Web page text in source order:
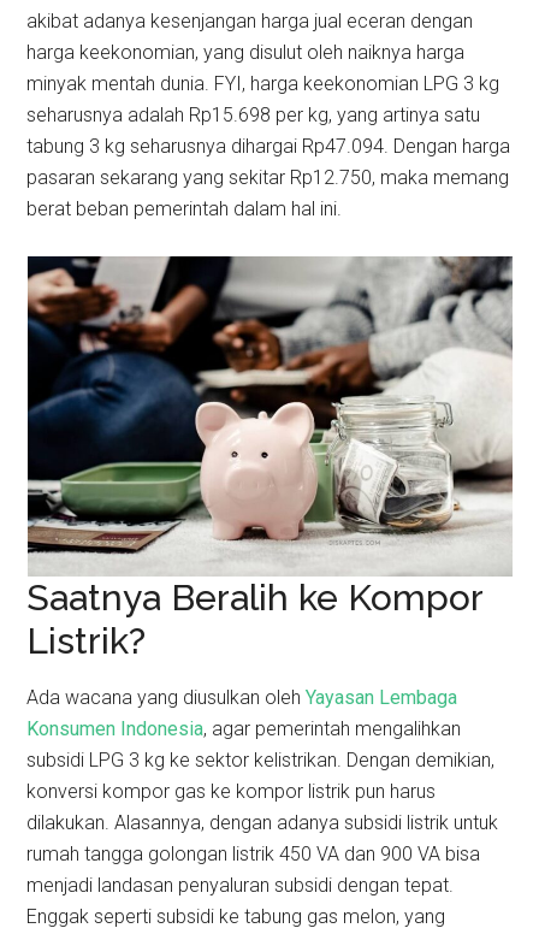
akibat adanya kesenjangan harga jual eceran dengan
harga keekonomian, yang disulut oleh naiknya harga
minyak mentah dunia. FYI, harga keekonomian LPG 3 kg
seharusnya adalah Rp15.698 per kg, yang artinya satu
tabung 3 kg seharusnya dihargai Rp47.094. Dengan harga
pasaran sekarang yang sekitar Rp12.750, maka memang
berat beban pemerintah dalam hal ini.
Saatnya Beralih ke Kompor
Listrik?
Ada wacana yang diusulkan olehYayasan Lembaga
Konsumen Indonesia, agar pemerintah mengalihkan
subsidi LPG 3 kg ke sektor kelistrikan. Dengan demikian,
konversi kompor gas ke kompor listrik pun harus
dilakukan. Alasannya, dengan adanya subsidi listrik untuk
rumah tangga golongan listrik 450 VA dan 900 VA bisa
menjadi landasan penyaluran subsidi dengan tepat.
Enggak seperti subsidi ke tabung gas melon, yang